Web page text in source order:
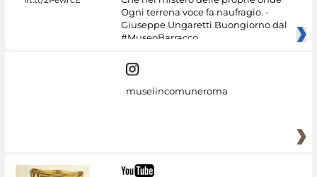
Ogni terrena voce fa naufragio. -
Giuseppe Ungaretti Buongiorno dal
#MuseoBarracco
museiincomuneroma